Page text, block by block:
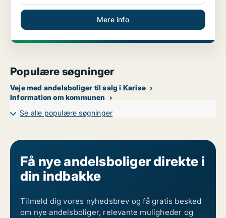
Mere info
Populære søgninger
Veje med andelsboliger til salg i Karise
Information om kommunen
Se alle populære søgninger
Få nye andelsboliger direkte i
din indbakke
Tilmeld dig vores nyhedsbrev og få gratis besked
om nye andelsboliger, relevante muligheder og